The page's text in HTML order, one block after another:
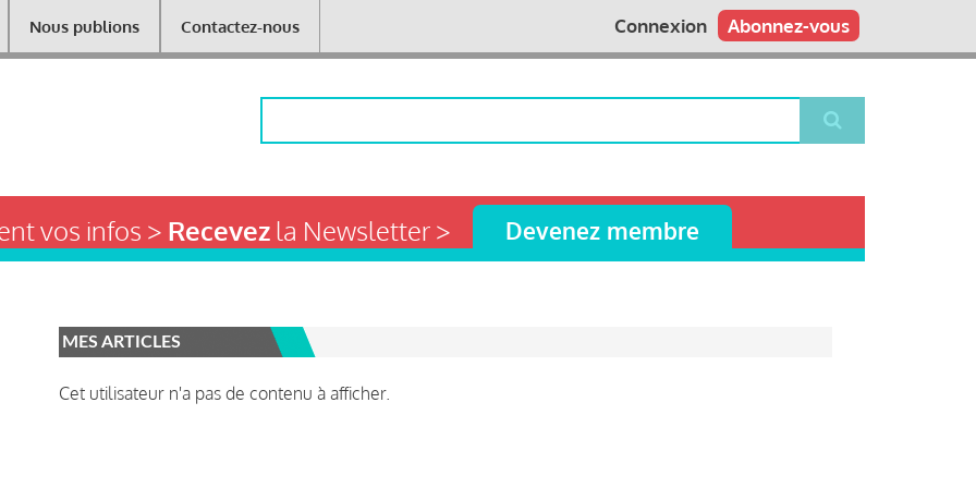
Nous publions Contactez-nous Abonnez-vous
Connexion
vos infos > Recevezla Newsletter > Devenez membre
MES ARTICLES
Cet utilisateur n'a pas de contenu à afficher.